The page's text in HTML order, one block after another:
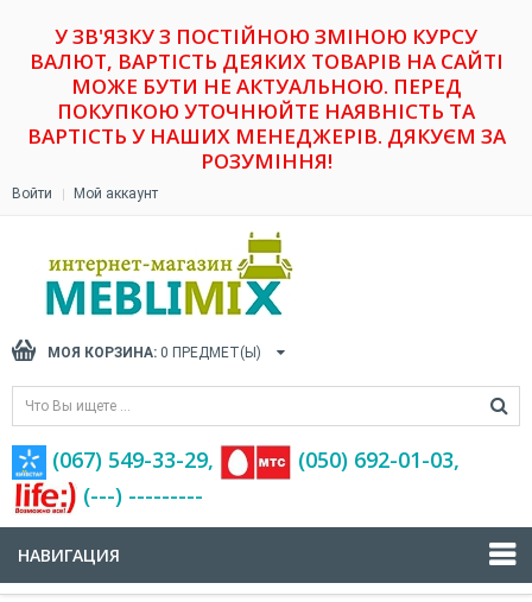
У ЗВ'ЯЗКУ З ПОСТІЙНОЮ ЗМІНОЮ КУРСУ
ВАЛЮТ, ВАРТІСТЬ ДЕЯКИХ ТОВАРІВ НА САЙТІ
МОЖЕ БУТИ НЕ АКТУАЛЬНОЮ. ПЕРЕД
ПОКУПКОЮ УТОЧНЮЙТЕ НАЯВНІСТЬ ТА
ВАРТІСТЬ У НАШИХ МЕНЕДЖЕРІВ. ДЯКУЄМ ЗА
РОЗУМІННЯ!
Войти Мой аккаунт
МОЯ КОРЗИНА: 0 ПРЕДМЕТ(Ы)
(067) 549-33-29,
(‎050) 692-01-03,
(---) ---------
НАВИГАЦИЯ